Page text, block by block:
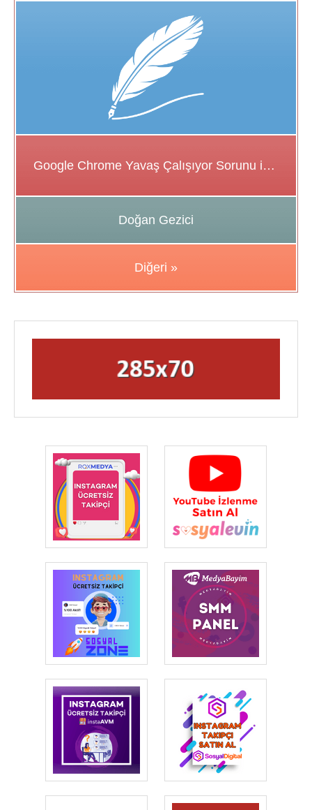
Google Chrome Yavaş Çalışıyor Sorunu için Çözüm Önerileri
Doğan Gezici
Diğeri »